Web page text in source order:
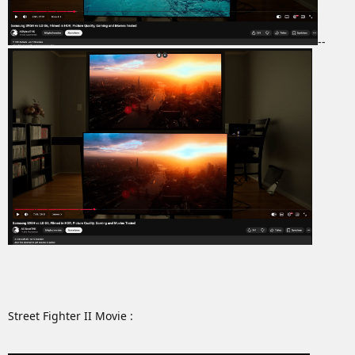
--
Street Fighter II Movie :